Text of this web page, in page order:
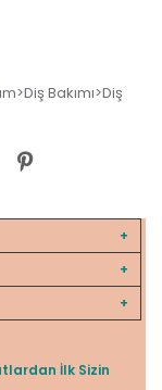
Bakımı>Diş
İlk Sizin